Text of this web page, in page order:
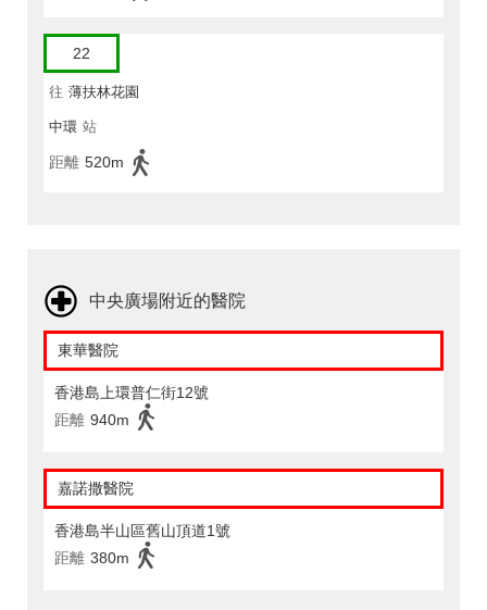
22
往 薄扶林花園
中環 站
距離 520m
中央廣場附近的醫院
東華醫院
香港島上環普仁街12號
距離 940m
嘉諾撒醫院
香港島半山區舊山頂道1號
距離 380m